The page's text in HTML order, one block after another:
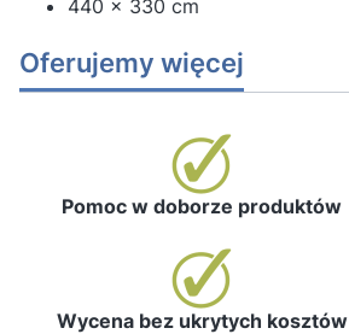
440 x 330 cm
Oferujemy więcej
Pomoc w doborze produktów
Wycena bez ukrytych kosztów